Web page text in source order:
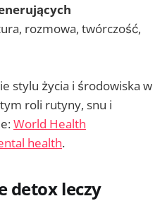
rozmowa, twórczość,
stylu życia i środowiska w
roli rutyny, snu i
World Health
health.
detox leczy